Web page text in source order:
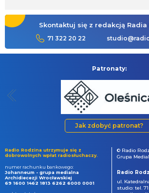
Skontaktuj się z redakcją Radia
71 322 20 22
Patronaty:
Jak zdobyć patronat?
Radio Rodzina utrzymuje się z
dobrowolnych wpłat radiosłuchaczy.
numer rachunku bankowego:
Johanneum - grupa medialna
Archidiecezji Wrocławskiej
69 1600 1462 1813 6262 6000 0001
© Radio
Grupa
Radio
ul.
studio: tel.